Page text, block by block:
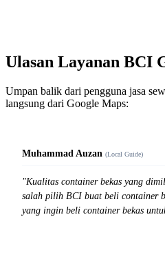
Ulasan Layanan BCI
Umpan balik dari pengguna jasa
langsung dari Google Maps:
Muhammad Auzan (Local Guide)
"Kualitas container bekas yang
salah pilih BCI buat beli container
yang ingin beli container bekas